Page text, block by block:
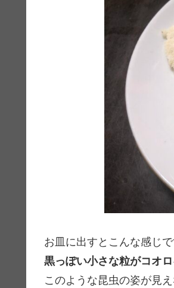
お皿に出すとこんな感じで
黒っぽい小さな粒がコオ
このような昆虫の姿が見